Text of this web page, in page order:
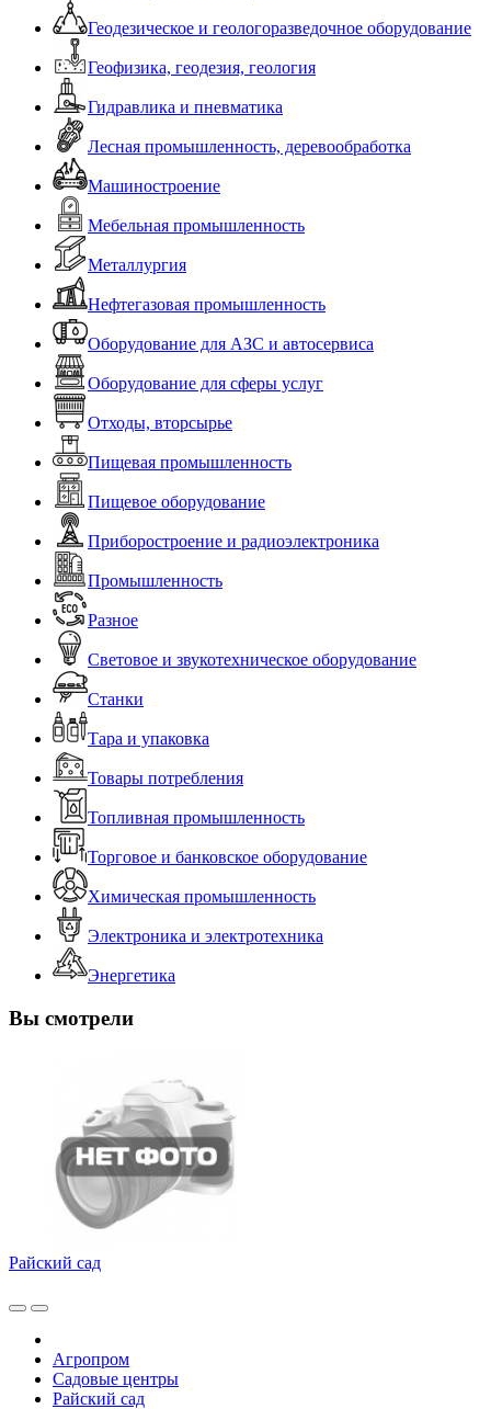
Геодезическое и геологоразведочное оборудование
Геофизика, геодезия, геология
Гидравлика и пневматика
Лесная промышленность, деревообработка
Машиностроение
Мебельная промышленность
Металлургия
Нефтегазовая промышленность
Оборудование для АЗС и автосервиса
Оборудование для сферы услуг
Отходы, вторсырье
Пищевая промышленность
Пищевое оборудование
Приборостроение и радиоэлектроника
Промышленность
Разное
Световое и звукотехническое оборудование
Станки
Тара и упаковка
Товары потребления
Топливная промышленность
Торговое и банковское оборудование
Химическая промышленность
Электроника и электротехника
Энергетика
Вы смотрели
Райский сад
Агропром
Садовые центры
Райский сад